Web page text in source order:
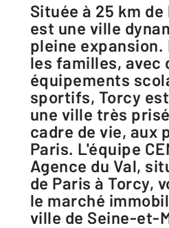
Située à 25 km de Paris, Torcy
est une ville
pleine expansion.
les familles, avec
équipements
sportifs, Torcy
une ville très
cadre de vie, aux
Paris. L'équipe
Agence du Val,
de Paris à Torcy,
le marché
ville de Seine-et-